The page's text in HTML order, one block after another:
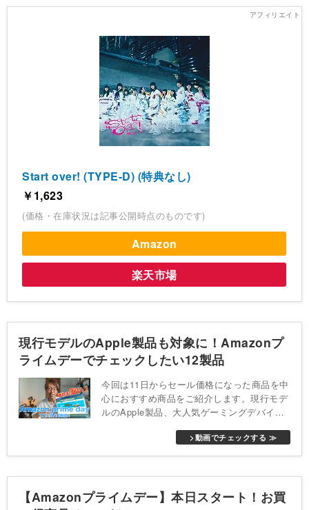
Start over! (TYPE-D) (特典なし)
￥1,623
(価格・在庫状況は記事公開時点のものです)
Amazon
楽天市場
現行モデルのApple製品も対象に！Amazonプ
ライムデーでチェックしたい12製品
今回は11日からセール価格になった商品を中
心におすすめ商品をご紹介します。現行モデ
ルのApple製品、大人気ゲーミングデバイ
プライムデーも大幅値下げされているお得な
商品がたくさんあります！年間を通しても最
なく！
>動画でチェックする ≫
【Amazonプライムデー】本日スタート！お買